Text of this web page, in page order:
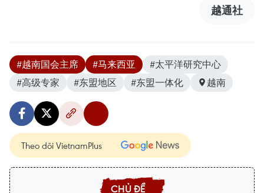
越通社
#越南国会主席 #马来西亚
#太平洋研究中心
#高级专家
#东盟地区 #东盟一体化 越南
Theo dõi VietnamPlus